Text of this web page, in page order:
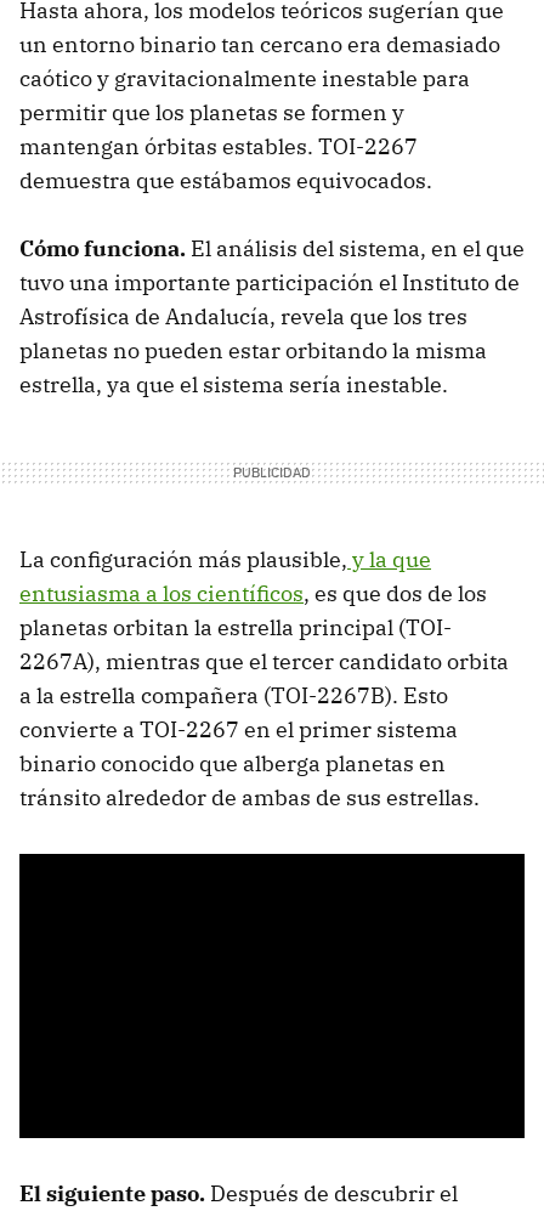
Hasta ahora, los modelos teóricos sugerían que
un entorno binario tan cercano era demasiado
caótico y gravitacionalmente inestable para
permitir que los planetas se formen y
mantengan órbitas estables. TOI-2267
demuestra que estábamos equivocados.
Cómo funciona. El análisis del sistema, en el que
tuvo una importante participación el Instituto de
Astrofísica de Andalucía, revela que los tres
planetas no pueden estar orbitando la misma
estrella, ya que el sistema sería inestable.
La configuración más plausible, y la que
entusiasma a los científicos, es que dos de los
planetas orbitan la estrella principal (TOI-
2267A), mientras que el tercer candidato orbita
a la estrella compañera (TOI-2267B). Esto
convierte a TOI-2267 en el primer sistema
binario conocido que alberga planetas en
tránsito alrededor de ambas de sus estrellas.
El siguiente paso. Después de descubrir el